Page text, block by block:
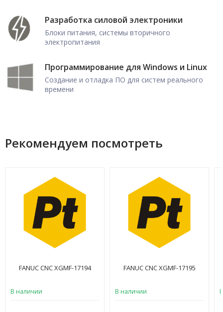
Разработка силовой электроники
Блоки питания, системы вторичного
электропитания
Программирование для Windows и Linux
Создание и отладка ПО для систем реального
времени
Рекомендуем посмотреть
FANUC CNC XGMF-17194
В наличии
FANUC CNC XGMF-17195
В наличии